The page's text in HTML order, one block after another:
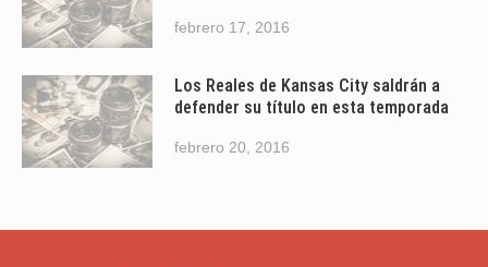
febrero 17, 2016
Los Reales de Kansas City saldrán a
defender su título en esta temporada
febrero 20, 2016